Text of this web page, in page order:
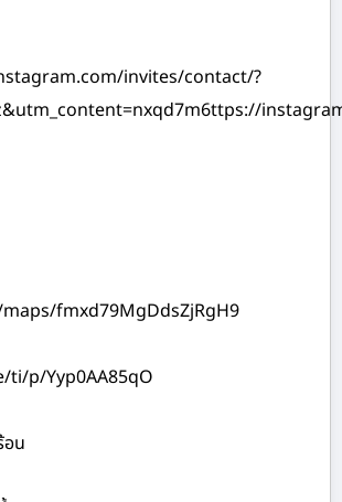
invites/contact/?
fmxd79MgDdsZjRgH9
p/Yyp0AA85qO
น